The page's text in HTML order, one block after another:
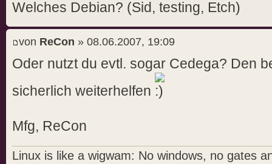
Welches Debian? (Sid, testing, Etch)
von ReCon » 08.06.2007, 19:09
Oder nutzt du evtl. sogar Cedega? Den
sicherlich weiterhelfen
Mfg, ReCon
Linux is like a wigwam: No windows, no gates